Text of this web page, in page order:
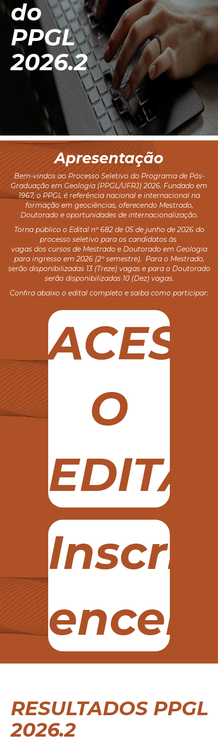
do
PPGL
2026.2
Apresentação
Bem-vindos ao Processo Seletivo do Programa de Pós-
Graduação em Geologia (PPGL/UFRJ) 2026. Fundado em
1967, o PPGL é referência nacional e internacional na
formação em geociências, oferecendo Mestrado,
Doutorado e oportunidades de internacionalização.
Torna público o Edital nº 682 de 05 de junho de 2026 do
processo seletivo para os candidatos às
vagas dos cursos de Mestrado e Doutorado em Geologia
para ingresso em 2026 (2º semestre). Para o Mestrado,
serão disponibilizadas 13 (Treze) vagas e para o Doutorado
serão disponibilizadas 10 (Dez) vagas.
Confira abaixo o edital completo e saiba como participar:
O
RESULTADOS PPGL
2026.2